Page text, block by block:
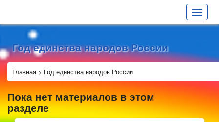
Toggle
Год единства народов России
Главная > Год единства народов России
Пока нет материалов в этом
разделе